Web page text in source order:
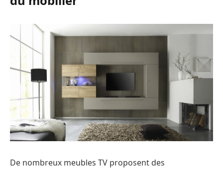
De nombreux meubles TV proposent des